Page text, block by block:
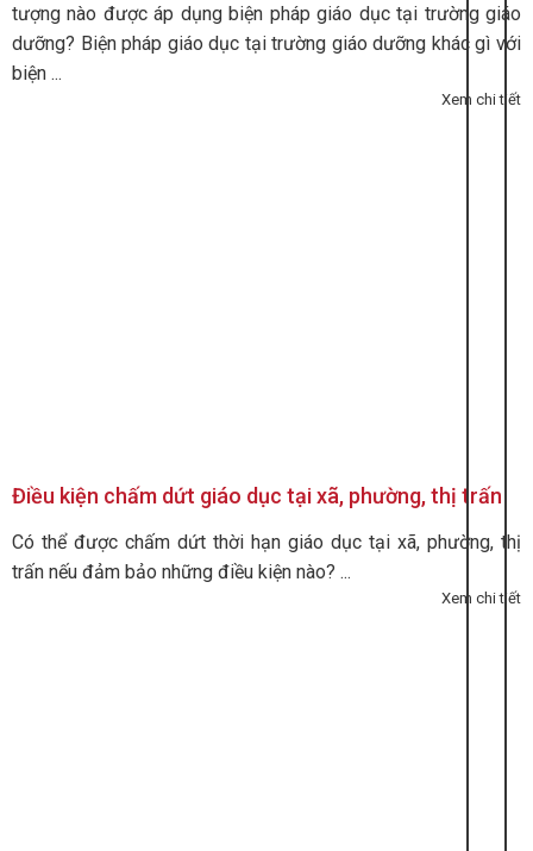
tượng nào được áp dụng biện pháp giáo dục tại trường giáo
dưỡng? Biện pháp giáo dục tại trường giáo dưỡng khác gì với
biện ...
Xem chi tiết
Điều kiện chấm dứt giáo dục tại xã, phường, thị trấn
Có thể được chấm dứt thời hạn giáo dục tại xã, phường, thị
trấn nếu đảm bảo những điều kiện nào? ...
Xem chi tiết